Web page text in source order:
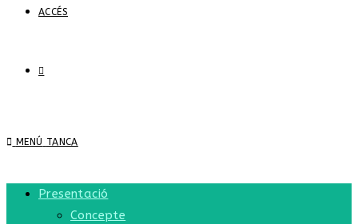
ACCÉS
MENÚ TANCA
Presentació
Concepte